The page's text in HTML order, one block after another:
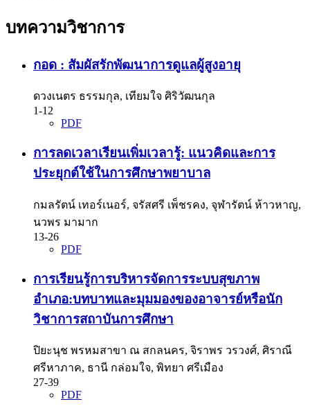
บทความวิชาการ
กอด : สัมผัสรักพัฒนาการดูแลผู้สูงอายุ
ดวงเนตร ธรรมกุล, เทียมใจ ศิริวัฒนกุล
1-12
PDF
การลดเวลาเรียนเพิ่มเวลารู้: แนวคิดและการ
ประยุกต์ใช้ในการศึกษาพยาบาล
กมลรัตน์ เทอร์เนอร์, จรัสศรี เพ็ชรคง, จุฬารัตน์ ห้าวหาญ,
นวพร มามาก
13-26
PDF
การเรียนรู้การบริหารจัดการระบบสุขภาพ
อำเภอ:บทบาทและมุมมองของอาจารย์หรือนัก
วิชาการสถาบันการศึกษา
ปิยะนุช พรหมสาขา ณ สกลนคร, จิราพร วรวงศ์, ศิราณี
ศรีหาภาค, ธานี กล่อมใจ, พิทยา ศรีเมือง
27-39
PDF